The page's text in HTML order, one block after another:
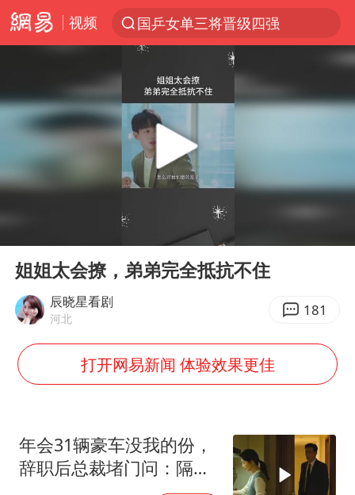
视频
国乒女单三将晋级四强
光影经济撬动暑期消费新蓝海
陈思诚零点晒照为佟丽娅庆生
郑丽文：台湾从来没有“独立”过
央视新主播李秋莹孙亚鹏亮相
情侣平潭拍日出坠崖1死1伤
老挝国会主席赛宋蓬逝世
茅台部分直营店飞天茅台提价
黄金牛市回来了吗
酒店花洒现排泄物住客索赔遭拒
夏日经济乘“热”而上 消费市场向“新”而行
36岁男演员成景区NPC后人气爆棚
Play
姐姐太会撩，弟弟完全抵抗不住
辰晓星看剧
河北 181
打开网易新闻 体验效果更佳
年会31辆豪车没我的份，
辞职后总裁堵门问：隔壁